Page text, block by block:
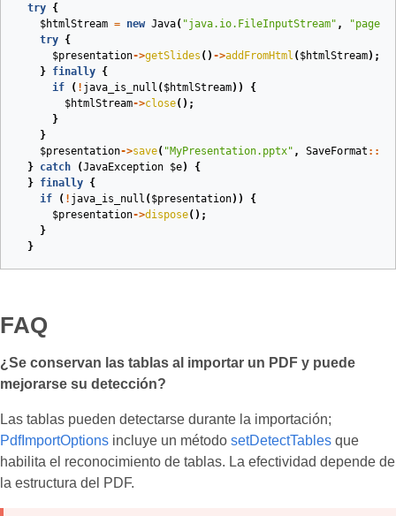
try {
$htmlStream = new Java( "java.io.FileInputStream" ,
try {
$presentation->getSlides () ->addFromHtml ( $htmlStream);
} finally {
if
( ! java_is_null ( $htmlStream))
{
$htmlStream->close();
}
}
$presentation->save( "MyPresentation.pptx" , SaveFormat ::
} catch (JavaException $e)
{
} finally {
if
( ! java_is_null ( $presentation))
{
$presentation->dispose();
}
}
FAQ
¿Se conservan las tablas al importar un PDF y puede
mejorarse su detección?
Las tablas pueden detectarse durante la importación;
PdfImportOptions incluye un método setDetectTables que
habilita el reconocimiento de tablas. La efectividad depende de
la estructura del PDF.